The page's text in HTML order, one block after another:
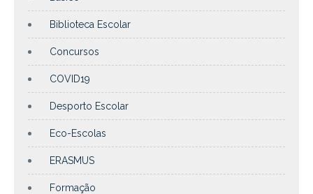
Biblioteca Escolar
Concursos
COVID19
Desporto Escolar
Eco-Escolas
ERASMUS
Formação